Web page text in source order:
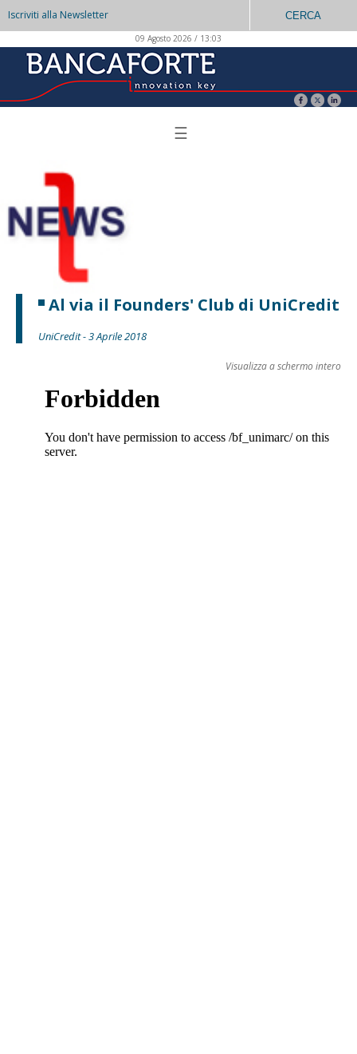
Iscriviti alla Newsletter CERCA
09 Agosto 2026 / 13:03
☰
Al via il Founders' Club di UniCredit
UniCredit - 3 Aprile 2018
Visualizza a schermo intero